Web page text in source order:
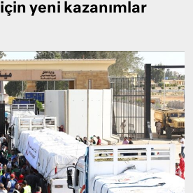
yeni kazanımlar